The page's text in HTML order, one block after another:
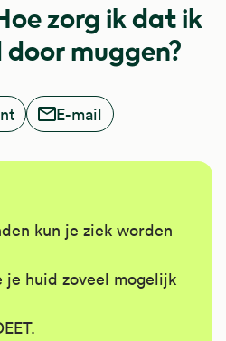
zorg ik dat ik
muggen?
E-mail
kun je ziek worden
je huid zoveel mogelijk